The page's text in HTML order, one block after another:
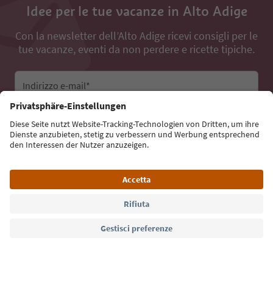
Idee per le tue vacanze in Alto Adige
Con la newsletter dell’Alto Adige ricevi consigli per le
tue vacanze, eventi da non perdere e ricette tipiche.
Indirizzo e-mail*
Iscriviti alla newsletter